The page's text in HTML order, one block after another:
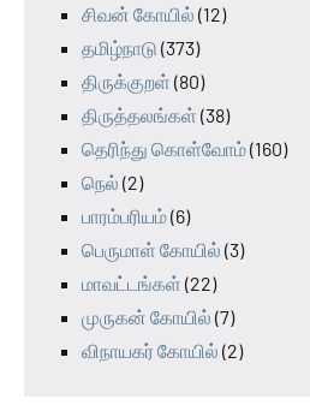
சிவன் கோயில் (12)
தமிழ்நாடு (373)
திருக்குறள் (80)
திருத்தலங்கள் (38)
தெரிந்து கொள்வோம்(160)
நெல் (2)
பாரம்பரியம்(6)
பெருமாள் கோயில் (3)
மாவட்டங்கள் (22)
முருகன் கோயில் (7)
விநாயகர் கோயில் (2)